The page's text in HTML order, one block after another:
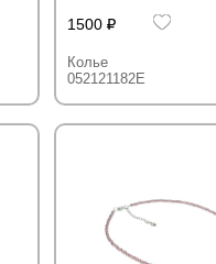
1500
Колье
052121182E